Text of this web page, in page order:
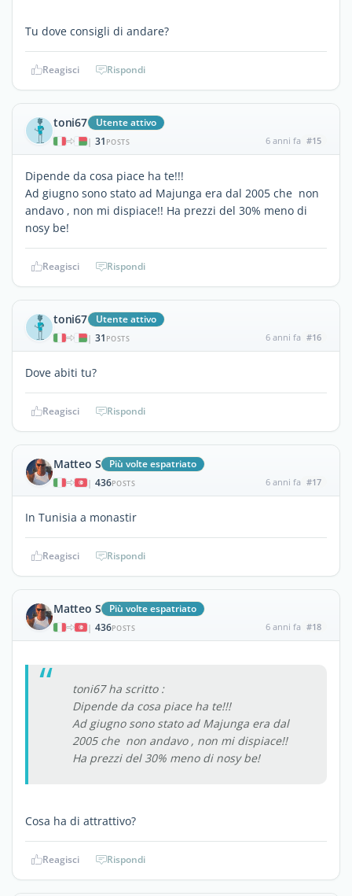
Tu dove consigli di andare?
Reagisci Rispondi
toni67 Utente attivo
| 31 POSTS 6 anni fa #15
Dipende da cosa piace ha te!!!
Ad giugno sono stato ad Majunga era dal 2005 che non
andavo , non mi dispiace!! Ha prezzi del 30% meno di
nosy be!
Reagisci Rispondi
toni67 Utente attivo
| 31 POSTS 6 anni fa #16
Dove abiti tu?
Reagisci Rispondi
Matteo S Più volte espatriato
| 436POSTS 6 anni fa #17
In Tunisia a monastir
Reagisci Rispondi
Matteo S Più volte espatriato
| 436POSTS 6 anni fa #18
toni67 ha scritto :
Dipende da cosa piace ha te!!!
Ad giugno sono stato ad Majunga era dal
2005 che non andavo , non mi dispiace!!
Ha prezzi del 30% meno di nosy be!
Cosa ha di attrattivo?
Reagisci Rispondi